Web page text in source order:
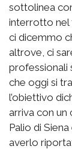
sottolinea
interrotto nel
ci dicemmo
altrove, ci
professionali
che oggi si
l’obiettivo
arriva con un
Palio di
averlo